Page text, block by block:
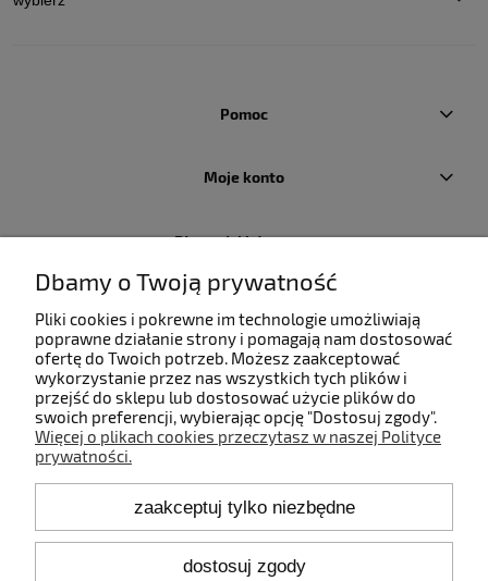
Pomoc
Moje konto
Płatności i dostawa
O nas
Kontakt
+48 660 808 853
Pon.-Pt. 9:00-17:00
shop@idealbodylight.com.pl
Dbamy o Twoją prywatność
Pliki cookies i pokrewne im technologie umożliwiają
poprawne działanie strony i pomagają nam dostosować
ofertę do Twoich potrzeb. Możesz zaakceptować
wykorzystanie przez nas wszystkich tych plików i
przejść do sklepu lub dostosować użycie plików do
swoich preferencji, wybierając opcję "Dostosuj zgody".
Więcej o plikach cookies przeczytasz w naszej Polityce
prywatności.
zaakceptuj tylko niezbędne
dostosuj zgody